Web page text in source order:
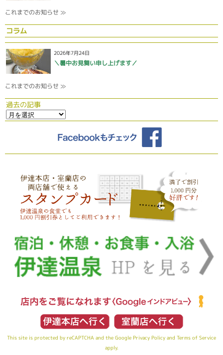
これまでのお知らせ ≫
コラム
2026年7月24日
＼暑中お見舞い申し上げます／
これまでのお知らせ ≫
過去の記事
This site is protected by reCAPTCHA and the Google Privacy Policy and Terms of Service
apply.